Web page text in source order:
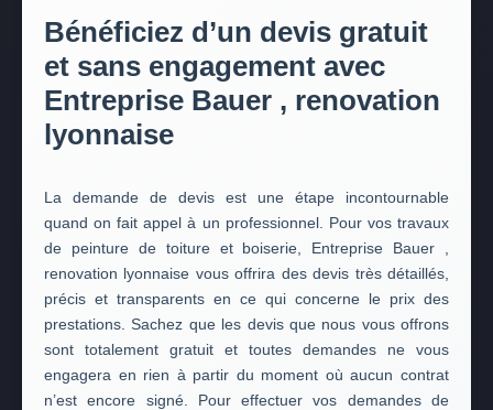
Bénéficiez d’un devis gratuit
et sans engagement avec
Entreprise Bauer , renovation
lyonnaise
La demande de devis est une étape incontournable
quand on fait appel à un professionnel. Pour vos travaux
de peinture de toiture et boiserie, Entreprise Bauer ,
renovation lyonnaise vous offrira des devis très détaillés,
précis et transparents en ce qui concerne le prix des
prestations. Sachez que les devis que nous vous offrons
sont totalement gratuit et toutes demandes ne vous
engagera en rien à partir du moment où aucun contrat
n’est encore signé. Pour effectuer vos demandes de